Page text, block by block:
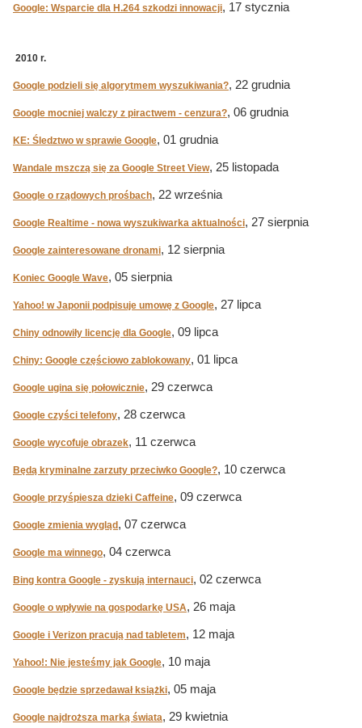
Google: Wsparcie dla H.264 szkodzi innowacji, 17 stycznia
2010 r.
Google podzieli się algorytmem wyszukiwania?, 22 grudnia
Google mocniej walczy z piractwem - cenzura?, 06 grudnia
KE: Śledztwo w sprawie Google, 01 grudnia
Wandale mszczą się za Google Street View, 25 listopada
Google o rządowych prośbach, 22 września
Google Realtime - nowa wyszukiwarka aktualności, 27 sierpnia
Google zainteresowane dronami, 12 sierpnia
Koniec Google Wave, 05 sierpnia
Yahoo! w Japonii podpisuje umowę z Google, 27 lipca
Chiny odnowiły licencję dla Google, 09 lipca
Chiny: Google częściowo zablokowany, 01 lipca
Google ugina się połowicznie, 29 czerwca
Google czyści telefony, 28 czerwca
Google wycofuje obrazek, 11 czerwca
Będą kryminalne zarzuty przeciwko Google?, 10 czerwca
Google przyśpiesza dzieki Caffeine, 09 czerwca
Google zmienia wygląd , 07 czerwca
Google ma winnego, 04 czerwca
Bing kontra Google - zyskują internauci, 02 czerwca
Google o wpływie na gospodarkę USA, 26 maja
Google i Verizon pracują nad tabletem, 12 maja
Yahoo!: Nie jesteśmy jak Google, 10 maja
Google będzie sprzedawał książki, 05 maja
Google najdroższa marką świata, 29 kwietnia